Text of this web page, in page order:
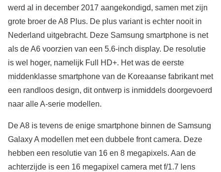
werd al in december 2017 aangekondigd, samen met zijn
grote broer de A8 Plus. De plus variant is echter nooit in
Nederland uitgebracht. Deze Samsung smartphone is net
als de A6 voorzien van een 5.6-inch display. De resolutie
is wel hoger, namelijk Full HD+. Het was de eerste
middenklasse smartphone van de Koreaanse fabrikant met
een randloos design, dit ontwerp is inmiddels doorgevoerd
naar alle A-serie modellen.
De A8 is tevens de enige smartphone binnen de Samsung
Galaxy A modellen met een dubbele front camera. Deze
hebben een resolutie van 16 en 8 megapixels. Aan de
achterzijde is een 16 megapixel camera met f/1.7 lens